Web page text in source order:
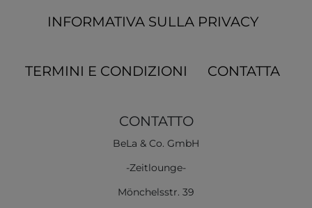
INFORMATIVA SULLA PRIVACY
TERMINI E CONDIZIONI CONTATTA
CONTATTO
BeLa & Co. GmbH
-Zeitlounge-
Mönchelsstr. 39